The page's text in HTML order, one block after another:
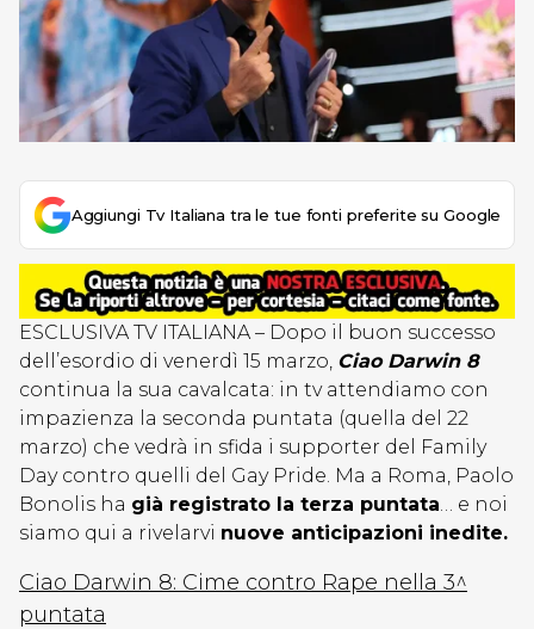
Aggiungi Tv Italiana tra le tue fonti preferite su Google
ESCLUSIVA TV ITALIANA – Dopo il buon successo
dell’esordio di venerdì 15 marzo, Ciao Darwin 8
continua la sua cavalcata: in tv attendiamo con
impazienza la seconda puntata (quella del 22
marzo) che vedrà in sfida i supporter del Family
Day contro quelli del Gay Pride. Ma a Roma, Paolo
Bonolis ha già registrato la terza puntata … e noi
siamo qui a rivelarvi nuove anticipazioni inedite.
Ciao Darwin 8: Cime contro Rape nella 3^
puntata